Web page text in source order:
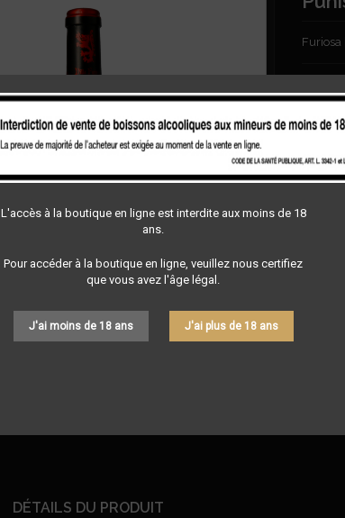
L'accès à la boutique en ligne est interdite aux moins de 18
ans.
Pour accéder à la boutique en ligne, veuillez nous certifiez
que vous avez l'âge légal.
J'ai moins de 18 ans J'ai plus de 18 ans
Furiosa
En
Partager
DÉTAILS DU PRODUIT